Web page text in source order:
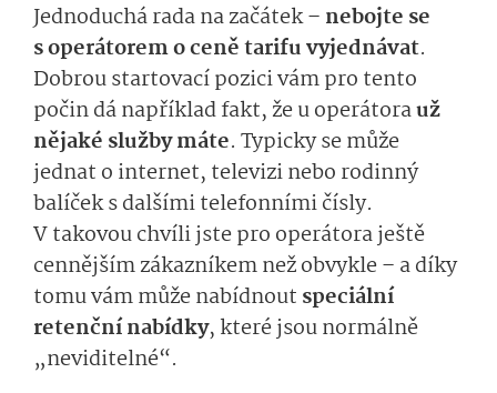
Jednoduchá rada na začátek – nebojte se
s operátorem o ceně tarifu vyjednávat.
Dobrou startovací pozici vám pro tento
počin dá například fakt, že u operátorauž
nějaké služby máte. Typicky se může
jednat o internet, televizi nebo rodinný
balíček s dalšími telefonními čísly.
V takovou chvíli jste pro operátora ještě
cennějším zákazníkem než obvykle – a díky
tomu vám může nabídnout speciální
retenční nabídky, které jsou normálně
„neviditelné“.